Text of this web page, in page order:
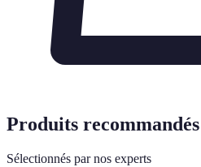
Produits recommandés
Sélectionnés par nos experts